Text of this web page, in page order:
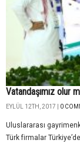
Vatandaşımız olur
EYLÜL 12TH, 2017 | 0
Uluslararası
Türk firmalar